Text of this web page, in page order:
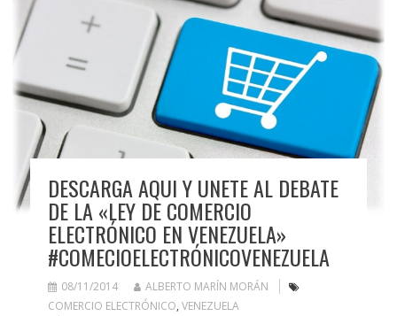
DESCARGA AQUI Y UNETE AL DEBATE
DE LA «LEY DE COMERCIO
ELECTRÓNICO EN VENEZUELA»
#COMECIOELECTRÓNICOVENEZUELA
08/11/2014
ALBERTO MARÍN MORÁN
COMERCIO ELECTRÓNICO, VENEZUELA